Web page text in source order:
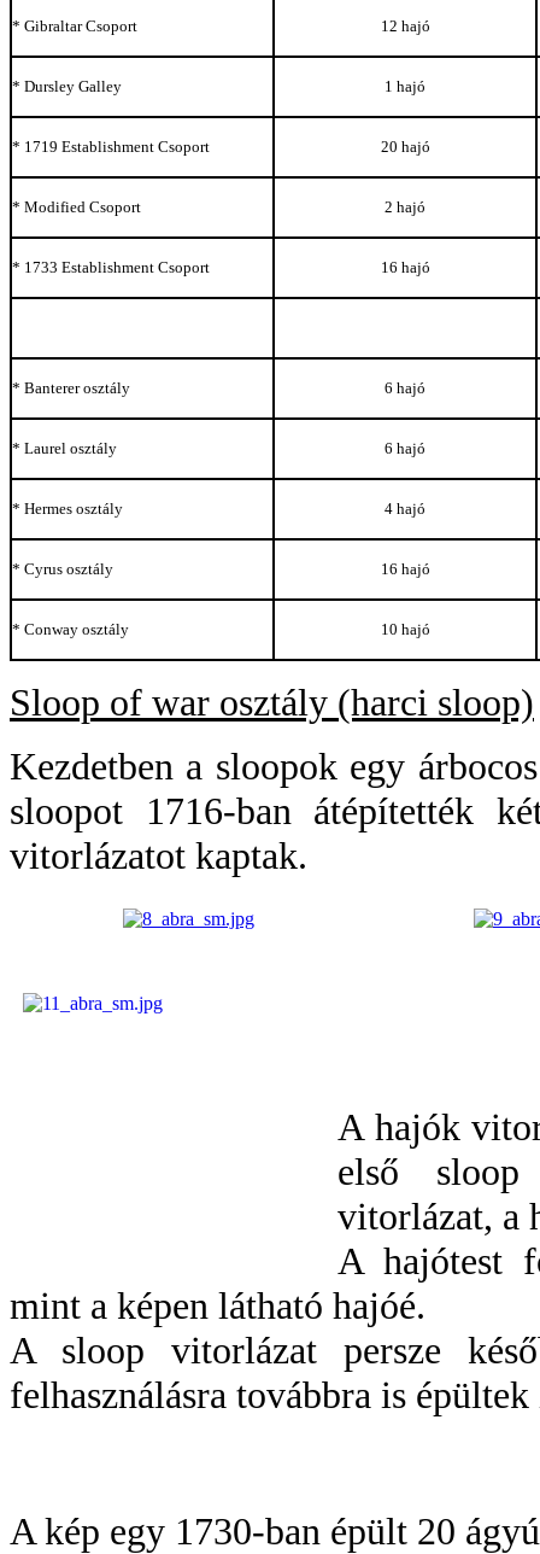
* Gibraltar Csoport 12 hajó
* Dursley Galley 1 hajó
* 1719 Establishment Csoport 20 hajó
* Modified Csoport 2 hajó
* 1733 Establishment Csoport 16 hajó
* Banterer osztály 6 hajó
* Laurel osztály 6 hajó
* Hermes osztály 4 hajó
* Cyrus osztály 16 hajó
* Conway osztály 10 hajó
Sloop of war osztály (harci sloop)
Kezdetben a sloopok egy
sloopot 1716-ban átépítették
vitorlázatot kaptak.
A hajók
első
vitorlázat, a
A hajótest
mint a képen látható hajóé.
A sloop vitorlázat persze
felhasználásra továbbra is
A kép egy 1730-ban épült 20